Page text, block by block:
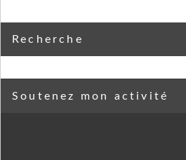
Recherche
Soutenez mon activité